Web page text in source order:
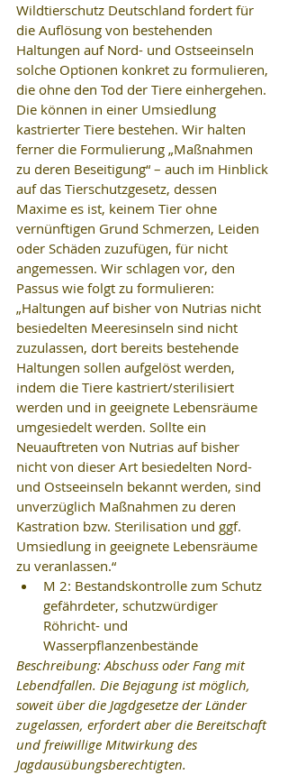
Wildtierschutz Deutschland fordert für
die Auflösung von bestehenden
Haltungen auf Nord- und Ostseeinseln
solche Optionen konkret zu formulieren,
die ohne den Tod der Tiere einhergehen.
Die können in einer Umsiedlung
kastrierter Tiere bestehen. Wir halten
ferner die Formulierung „Maßnahmen
zu deren Beseitigung“ – auch im Hinblick
auf das Tierschutzgesetz, dessen
Maxime es ist, keinem Tier ohne
vernünftigen Grund Schmerzen, Leiden
oder Schäden zuzufügen, für nicht
angemessen. Wir schlagen vor, den
Passus wie folgt zu formulieren:
„Haltungen auf bisher von Nutrias nicht
besiedelten Meeresinseln sind nicht
zuzulassen, dort bereits bestehende
Haltungen sollen aufgelöst werden,
indem die Tiere kastriert/sterilisiert
werden und in geeignete Lebensräume
umgesiedelt werden. Sollte ein
Neuauftreten von Nutrias auf bisher
nicht von dieser Art besiedelten Nord-
und Ostseeinseln bekannt werden, sind
unverzüglich Maßnahmen zu deren
Kastration bzw. Sterilisation und ggf.
Umsiedlung in geeignete Lebensräume
zu veranlassen.“
M 2: Bestandskontrolle zum Schutz
gefährdeter, schutzwürdiger
Röhricht- und
Wasserpflanzenbestände
Beschreibung: Abschuss oder Fang mit
Lebendfallen. Die Bejagung ist möglich,
soweit über die Jagdgesetze der Länder
zugelassen, erfordert aber die Bereitschaft
und freiwillige Mitwirkung des
Jagdausübungsberechtigten.